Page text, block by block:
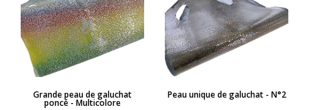
APERÇU RAPIDE
Grande peau de galuchat
poncé - Multicolore
APERÇU RAPIDE
Peau unique de galuchat - N°2